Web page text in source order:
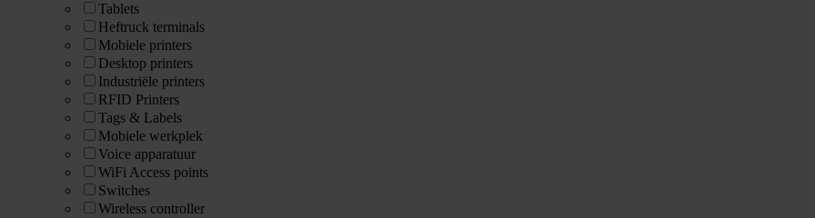
Tablets
Heftruck terminals
Mobiele printers
Desktop printers
Industriële printers
RFID Printers
Tags & Labels
Mobiele werkplek
Voice apparatuur
WiFi Access points
Switches
Wireless controller